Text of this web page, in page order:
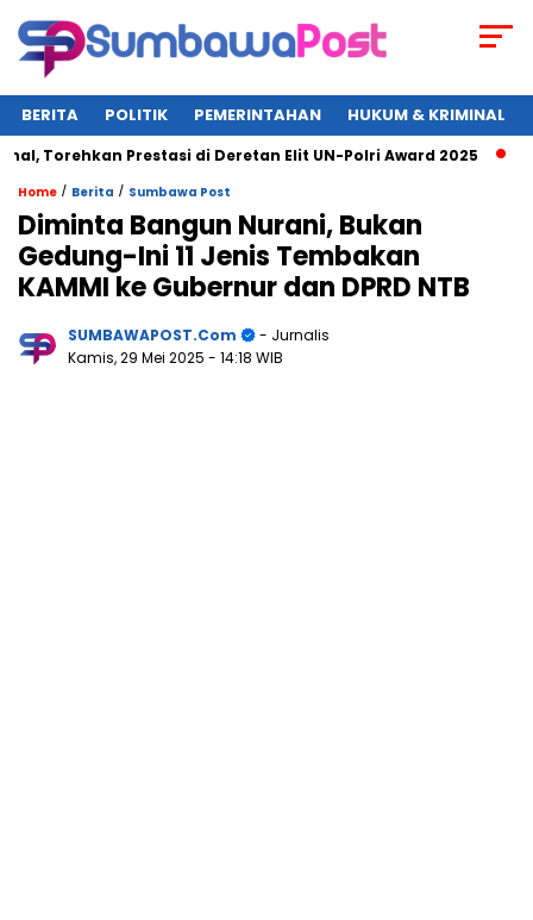
BERITA POLITIK PEMERINTAHAN HUKUM & KRIMINAL
Prestasi di Deretan Elit UN-Polri Award 2025
Home / Berita / Sumbawa Post
Diminta Bangun Nurani, Bukan
Gedung-Ini 11 Jenis Tembakan
KAMMI ke Gubernur dan DPRD NTB
SUMBAWAPOST.com
- Jurnalis
Kamis, 29 Mei 2025 - 14:18 WIB